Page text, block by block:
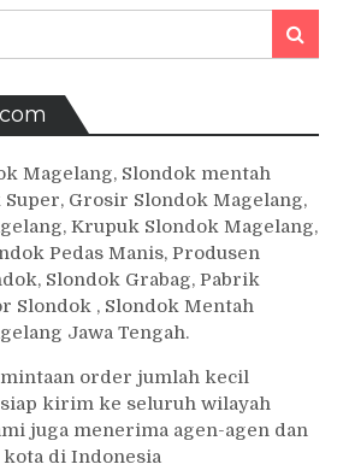
Search
Magelang, Slondok mentah
Grosir Slondok Magelang,
Krupuk Slondok Magelang,
Pedas Manis, Produsen
Slondok Grabag, Pabrik
Slondok , Slondok Mentah
Jawa Tengah.
order jumlah kecil
kirim ke seluruh wilayah
juga menerima agen-agen dan
di Indonesia